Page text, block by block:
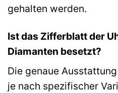
gehalten werden.
Ist das Zifferblatt der
Diamanten besetzt?
Die genaue
je nach spezifischer